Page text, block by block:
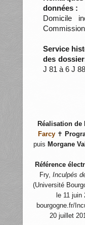
données :
Domicile
Service
des
J 81 à 6 J
Réalisation de
Farcy ✝
puis Morgane
Référence
Fry, Inculpés
(Université
le 11
bourgogne.fr/
20 juillet